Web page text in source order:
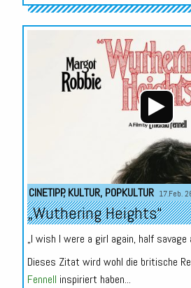
CINETIPP,KULTUR, POPKULTUR 17.Feb.
„Wuthering Heights“
„I wish I were a girl again, half savage
Dieses Zitat wird wohl die britische
Fennell inspiriert haben...